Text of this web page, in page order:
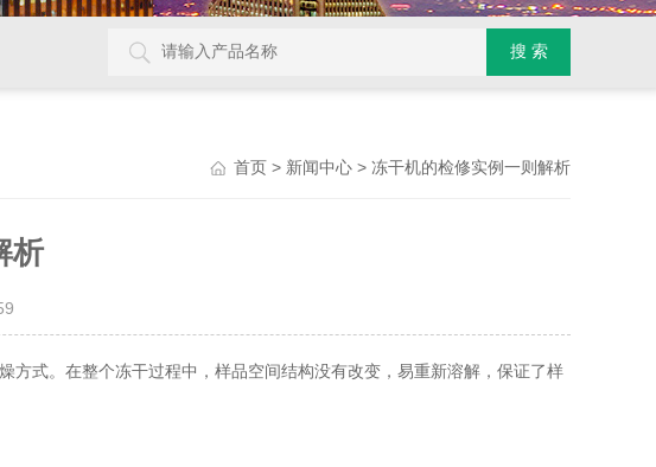
首页 > 新闻中心 > 冻干机的检修实例一则解析
析
式。在整个冻干过程中，样品空间结构没有改变，易重新溶解，保证了样